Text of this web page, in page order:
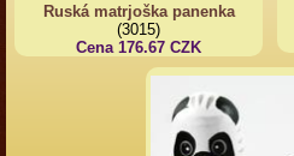
Ruská matrjoška panenka
(3015)
Cena 176.67 CZK